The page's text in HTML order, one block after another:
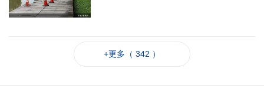
+更多（ 342 ）